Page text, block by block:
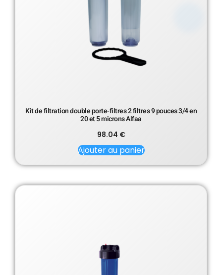
Kit de filtration double porte-filtres 2 filtres 9 pouces 3/4 en
20 et 5 microns Alfaa
98.04 €
Ajouter au panier